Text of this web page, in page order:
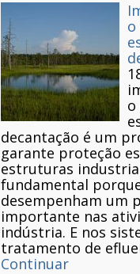
o
o
decantação é um
garante proteção
estruturas
fundamental
desempenham um
importante nas
indústria. E nos
tratamento de
Continuar